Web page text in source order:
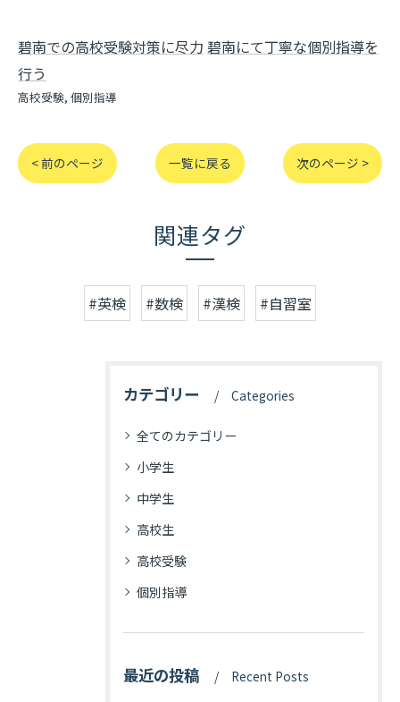
碧南での高校受験対策に尽力 碧南にて丁寧な個別指導を
行う
高校受験 個別指導
< 前のページ 一覧に戻る 次のページ >
関連タグ
#英検 #数検 #漢検 #自習室
カテゴリー Categories
全てのカテゴリー
小学生
中学生
高校生
高校受験
個別指導
最近の投稿 Recent Posts